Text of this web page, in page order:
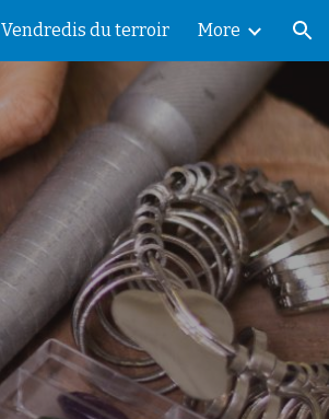
Vendredis du terroir More